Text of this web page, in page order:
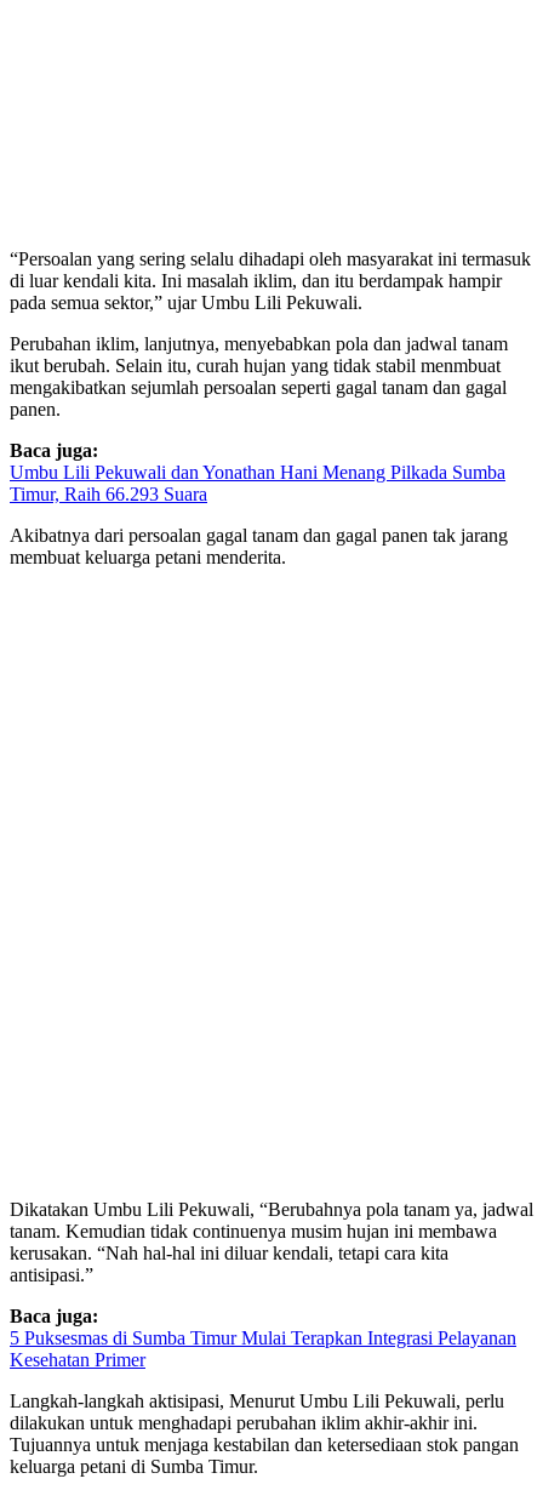
“Persoalan yang sering selalu dihadapi oleh masyarakat ini termasuk
di luar kendali kita. Ini masalah iklim, dan itu berdampak hampir
pada semua sektor,” ujar Umbu Lili Pekuwali.
Perubahan iklim, lanjutnya, menyebabkan pola dan jadwal tanam
ikut berubah. Selain itu, curah hujan yang tidak stabil menmbuat
mengakibatkan sejumlah persoalan seperti gagal tanam dan gagal
panen.
Baca juga:
Umbu Lili Pekuwali dan Yonathan Hani Menang Pilkada Sumba
Timur, Raih 66.293 Suara
Akibatnya dari persoalan gagal tanam dan gagal panen tak jarang
membuat keluarga petani menderita.
Dikatakan Umbu Lili Pekuwali, “Berubahnya pola tanam ya, jadwal
tanam. Kemudian tidak continuenya musim hujan ini membawa
kerusakan. “Nah hal-hal ini diluar kendali, tetapi cara kita
antisipasi.”
Baca juga:
5 Puksesmas di Sumba Timur Mulai Terapkan Integrasi Pelayanan
Kesehatan Primer
Langkah-langkah aktisipasi, Menurut Umbu Lili Pekuwali, perlu
dilakukan untuk menghadapi perubahan iklim akhir-akhir ini.
Tujuannya untuk menjaga kestabilan dan ketersediaan stok pangan
keluarga petani di Sumba Timur.